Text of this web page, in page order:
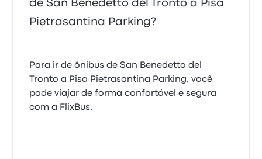
de San Benedetto del Tronto a Pisa
Pietrasantina Parking?
Para ir de ônibus de San Benedetto del
Tronto a Pisa Pietrasantina Parking, você
pode viajar de forma confortável e segura
com a FlixBus.